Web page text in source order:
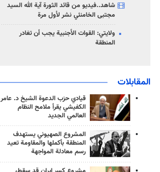
شاهد..فيديو من قائد الثورة آية الله السيد
مجتبى الخامنئي نشر لأول مرة
ولايتي: القوات الأجنبية يجب أن تغادر
المنطقة
المقابلات
قيادي حزب الدعوة الشيخ د. عامر
الكفيشي يقرأ ملامح النظام
العالمي الجديد
المشروع الصهيوني يستهدف
المنطقة بأكملها والمقاومة تعيد
رسم معادلة المواجهة